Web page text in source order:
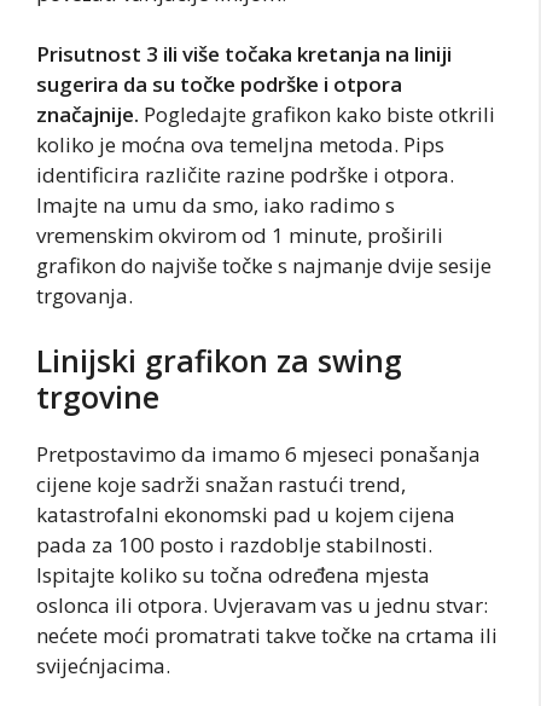
Prisutnost 3 ili više točaka kretanja na liniji
sugerira da su točke podrške i otpora
značajnije. Pogledajte grafikon kako biste otkrili
koliko je moćna ova temeljna metoda. Pips
identificira različite razine podrške i otpora.
Imajte na umu da smo, iako radimo s
vremenskim okvirom od 1 minute, proširili
grafikon do najviše točke s najmanje dvije sesije
trgovanja.
Linijski grafikon za swing
trgovine
Pretpostavimo da imamo 6 mjeseci ponašanja
cijene koje sadrži snažan rastući trend,
katastrofalni ekonomski pad u kojem cijena
pada za 100 posto i razdoblje stabilnosti.
Ispitajte koliko su točna određena mjesta
oslonca ili otpora. Uvjeravam vas u jednu stvar:
nećete moći promatrati takve točke na crtama ili
svijećnjacima.